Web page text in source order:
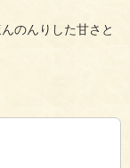
のんりした甘さと